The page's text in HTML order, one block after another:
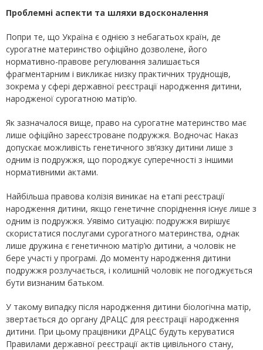
Проблемні аспекти та шляхи вдосконалення
Попри те, що Україна є однією з небагатьох країн, де
сурогатне материнство офіційно дозволене, його
нормативно-правове регулювання залишається
фрагментарним і викликає низку практичних труднощів,
зокрема у сфері державної реєстрації народження дитини,
народженої сурогатною матір’ю.
Як зазначалося вище, право на сурогатне материнство має
лише офіційно зареєстроване подружжя. Водночас Наказ
допускає можливість генетичного зв’язку дитини лише з
одним із подружжя, що породжує суперечності з іншими
нормативними актами.
Найбільша правова колізія виникає на етапі реєстрації
народження дитини, якщо генетичне споріднення існує лише з
одним із подружжя. Уявімо ситуацію: подружжя вирішує
скористатися послугами сурогатного материнства, однак
лише дружина є генетичною матір’ю дитини, а чоловік не
бере участі у програмі. До моменту народження дитини
подружжя розлучається, і колишній чоловік не погоджується
бути визнаним батьком.
У такому випадку після народження дитини біологічна матір,
звертається до органу ДРАЦС для реєстрації народження
дитини. При цьому працівники ДРАЦС будуть керуватися
Правилами державної реєстрації актів цивільного стану,